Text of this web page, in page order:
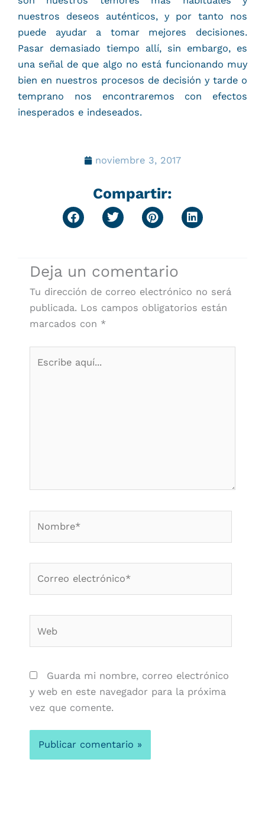
nuestros deseos auténticos, y por tanto nos
puede ayudar a tomar mejores decisiones.
Pasar demasiado tiempo allí, sin embargo, es
una señal de que algo no está funcionando muy
bien en nuestros procesos de decisión y tarde o
temprano nos encontraremos con efectos
inesperados e indeseados.
noviembre 3, 2017
Compartir:
Deja un comentario
Tu dirección de correo electrónico no será
publicada. Los campos obligatorios están
marcados con *
Guarda mi nombre, correo electrónico
y web en este navegador para la próxima
vez que comente.